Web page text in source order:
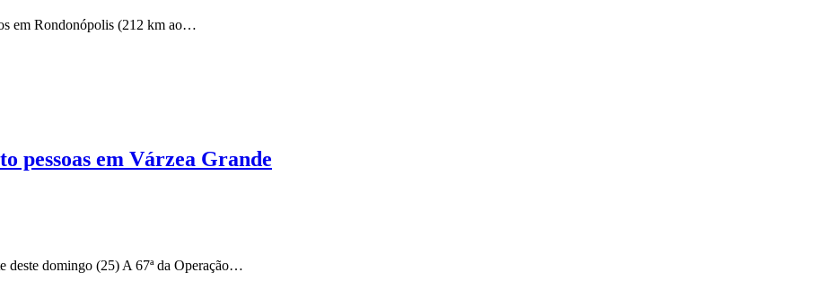
em Rondonópolis (212 km ao…
pessoas em Várzea Grande
deste domingo (25) A 67ª da Operação…